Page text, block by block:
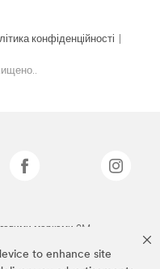
to enhance site
конфіденційності
марками 3M.